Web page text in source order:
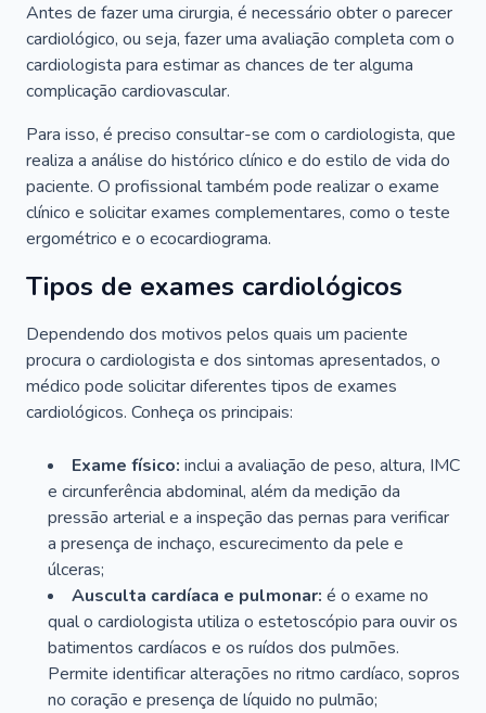
Antes de fazer uma cirurgia, é necessário obter o parecer
cardiológico, ou seja, fazer uma avaliação completa com o
cardiologista para estimar as chances de ter alguma
complicação cardiovascular.
Para isso, é preciso consultar-se com o cardiologista, que
realiza a análise do histórico clínico e do estilo de vida do
paciente. O profissional também pode realizar o exame
clínico e solicitar exames complementares, como o teste
ergométrico e o ecocardiograma.
Tipos de exames cardiológicos
Dependendo dos motivos pelos quais um paciente
procura o cardiologista e dos sintomas apresentados, o
médico pode solicitar diferentes tipos de exames
cardiológicos. Conheça os principais:
Exame físico: inclui a avaliação de peso, altura, IMC
e circunferência abdominal, além da medição da
pressão arterial e a inspeção das pernas para verificar
a presença de inchaço, escurecimento da pele e
úlceras;
Ausculta cardíaca e pulmonar: é o exame no
qual o cardiologista utiliza o estetoscópio para ouvir os
batimentos cardíacos e os ruídos dos pulmões.
Permite identificar alterações no ritmo cardíaco, sopros
no coração e presença de líquido no pulmão;